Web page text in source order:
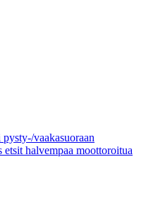
pysty-/vaakasuoraan
halvempaa moottoroitua